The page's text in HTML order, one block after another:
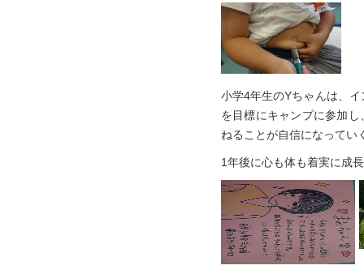
小学4年生のYちゃんは、
を目標にキャンプに参加
ねることが自信になってい
1年後に心も体も着実に成